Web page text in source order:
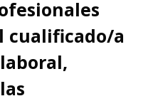
cualificado/a